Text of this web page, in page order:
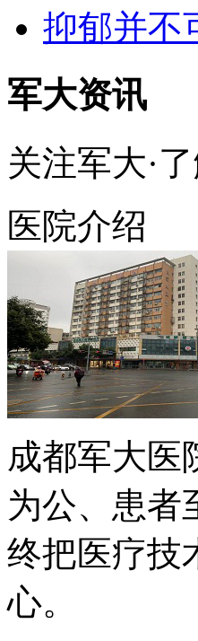
抑郁并不
军大资讯
关注军大·
医院介绍
成都军大医
为公、患者
终把医疗技
心。